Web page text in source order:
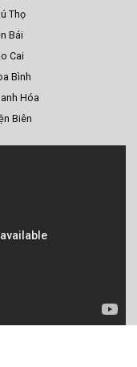
Thọ
Bái
Cai
Bình
Hóa
Biên